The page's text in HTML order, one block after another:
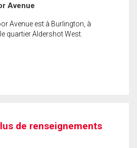
Avenue
Avenue est à Burlington, à
quartier Aldershot West.
de renseignements